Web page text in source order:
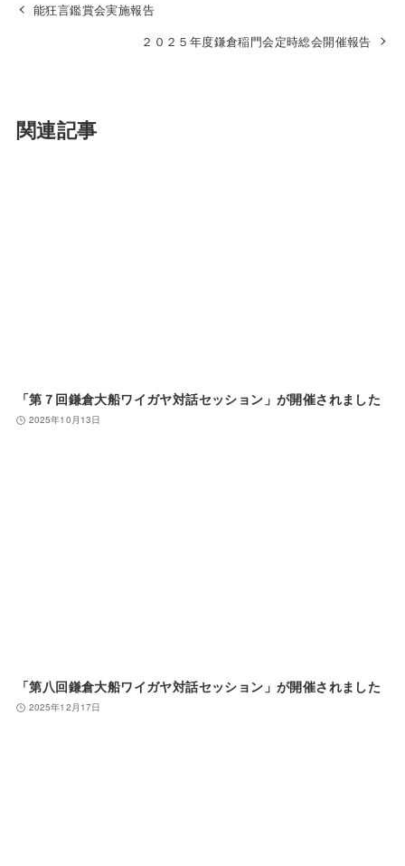
能狂言鑑賞会実施報告
２０２５年度鎌倉稲門会定時総会開催報告
関連記事
「第７回鎌倉大船ワイガヤ対話セッション」が開催されました
2025年10月13日
「第八回鎌倉大船ワイガヤ対話セッション」が開催されました
2025年12月17日